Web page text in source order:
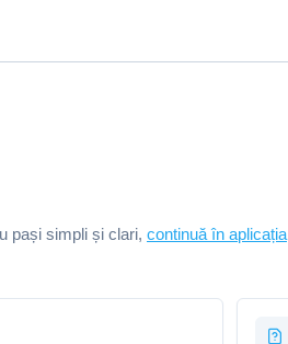
pași simpli și clari, continuă în aplicația